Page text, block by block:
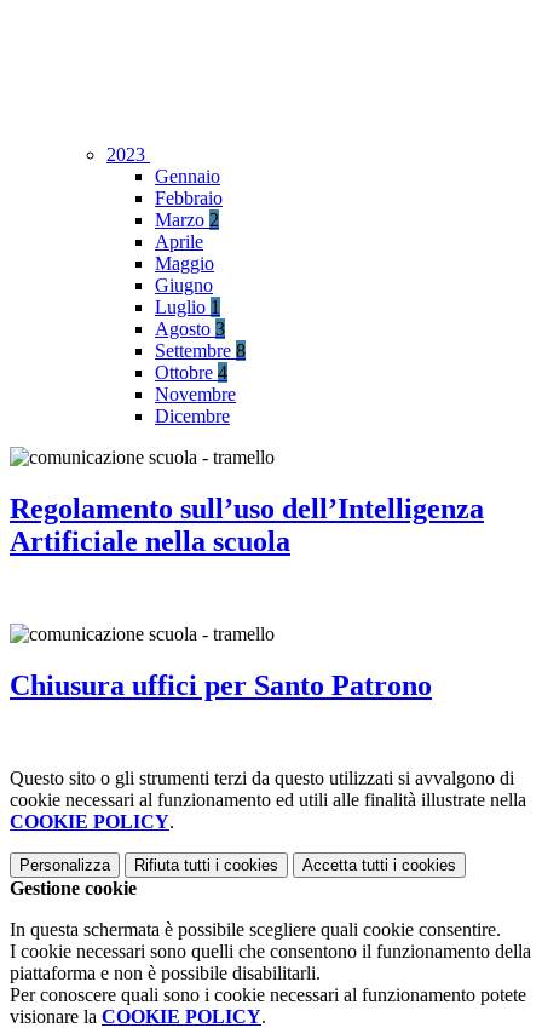
2023
Gennaio
Febbraio
Marzo 2
Aprile
Maggio
Giugno
Luglio 1
Agosto 3
Settembre 8
Ottobre 4
Novembre
Dicembre
Regolamento sull’uso dell’Intelligenza
Artificiale nella scuola
Chiusura uffici per Santo Patrono
Questo sito o gli strumenti terzi da questo utilizzati si avvalgono di
cookie necessari al funzionamento ed utili alle finalità illustrate nella
COOKIE POLICY.
Personalizza Rifiuta tutti i cookies Accetta tutti i cookies
Gestione cookie
In questa schermata è possibile scegliere quali cookie consentire.
I cookie necessari sono quelli che consentono il funzionamento della
piattaforma e non è possibile disabilitarli.
Per conoscere quali sono i cookie necessari al funzionamento potete
visionare la COOKIE POLICY.